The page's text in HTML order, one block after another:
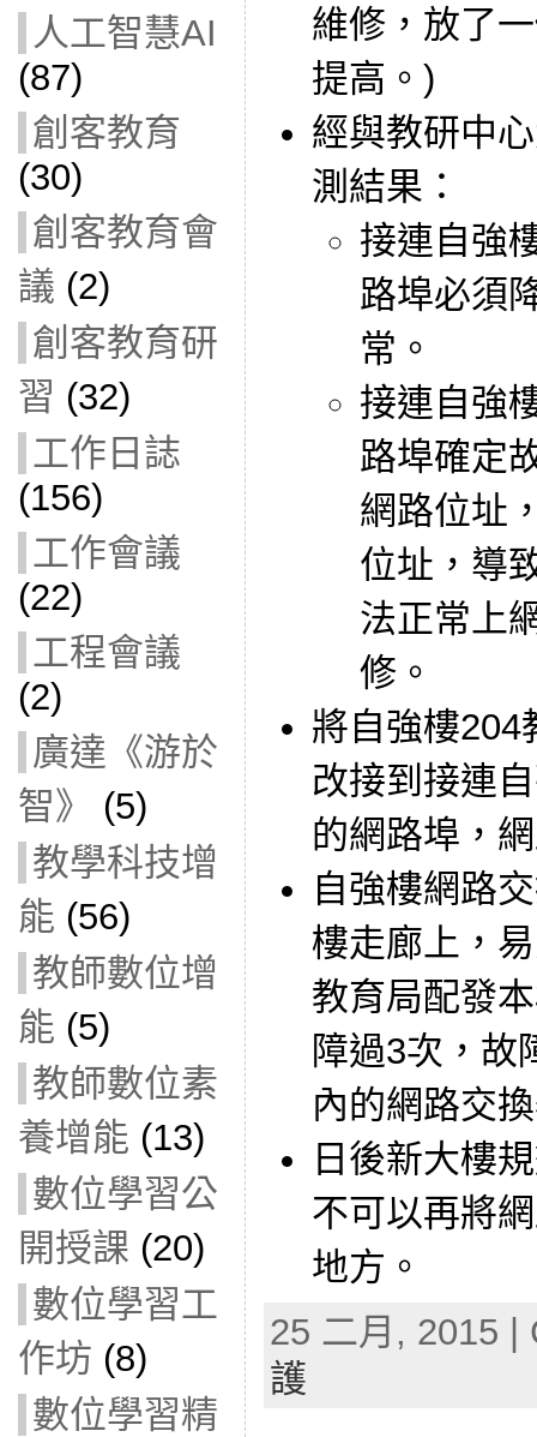
人工智慧AI
(87)
創客教育
(30)
創客教育會
議 (2)
創客教育研
習 (32)
工作日誌
(156)
工作會議
(22)
工程會議
(2)
廣達《游於
智》
(5)
教學科技增
能 (56)
教師數位增
能 (5)
教師數位素
養增能 (13)
數位學習公
開授課 (20)
數位學習工
作坊 (8)
數位學習精
維修，放了
提高。)
經與教研中
測結果：
接連自強
路埠必須
常。
接連自強
路埠確定
網路位址
位址，導
法正常上
修。
將自強樓204
改接到接連
的網路埠，
自強樓網路
樓走廊上，
教育局配發
障過3次，故
內的網路交
日後新大樓
不可以再將
地方。
25 二月, 2015
護